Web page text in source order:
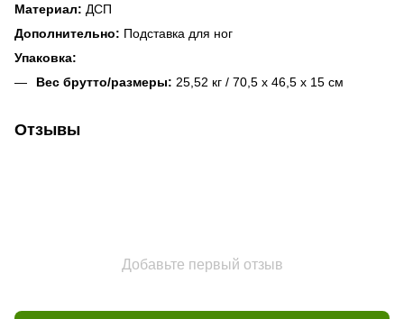
Материал: ДСП
Дополнительно: Подставка для ног
Упаковка:
Вес брутто/размеры: 25,52 кг / 70,5 x 46,5 x 15 см
Отзывы
Добавьте первый отзыв